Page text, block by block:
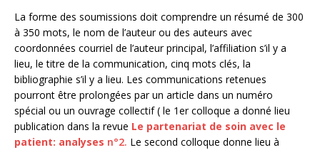
La forme des soumissions doit comprendre un résumé de 300
à 350 mots, le nom de l’auteur ou des auteurs avec
coordonnées courriel de l’auteur principal, l’affiliation s’il y a
lieu, le titre de la communication, cinq mots clés, la
bibliographie s’il y a lieu. Les communications retenues
pourront être prolongées par un article dans un numéro
spécial ou un ouvrage collectif ( le 1er colloque a donné lieu
publication dans la revue Le partenariat de soin avec le
patient: analyses n°2. Le second colloque donne lieu à